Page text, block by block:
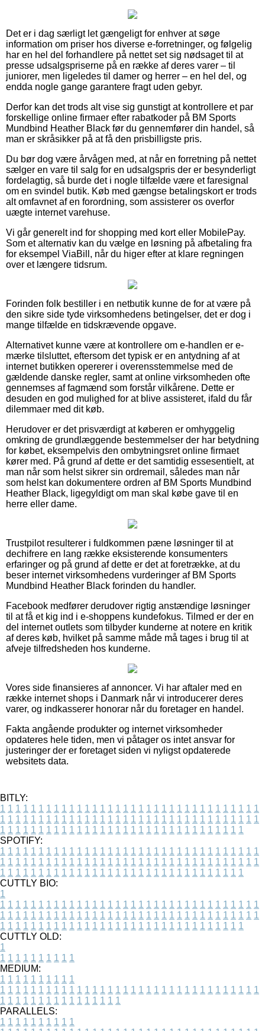
Det er i dag særligt let gængeligt for enhver at søge
information om priser hos diverse e-forretninger, og følgelig
har en hel del forhandlere på nettet set sig nødsaget til at
presse udsalgspriserne på en række af deres varer – til
juniorer, men ligeledes til damer og herrer – en hel del, og
endda nogle gange garantere fragt uden gebyr.
Derfor kan det trods alt vise sig gunstigt at kontrollere et par
forskellige online firmaer efter rabatkoder på BM Sports
Mundbind Heather Black før du gennemfører din handel, så
man er skråsikker på at få den prisbilligste pris.
Du bør dog være årvågen med, at når en forretning på nettet
sælger en vare til salg for en udsalgspris der er besynderligt
fordelagtig, så burde det i nogle tilfælde være et faresignal
om en svindel butik. Køb med gængse betalingskort er trods
alt omfavnet af en forordning, som assisterer os overfor
uægte internet varehuse.
Vi går generelt ind for shopping med kort eller MobilePay.
Som et alternativ kan du vælge en løsning på afbetaling fra
for eksempel ViaBill, når du higer efter at klare regningen
over et længere tidsrum.
Forinden folk bestiller i en netbutik kunne de for at være på
den sikre side tyde virksomhedens betingelser, det er dog i
mange tilfælde en tidskrævende opgave.
Alternativet kunne være at kontrollere om e-handlen er e-
mærke tilsluttet, eftersom det typisk er en antydning af at
internet butikken opererer i overensstemmelse med de
gældende danske regler, samt at online virksomheden ofte
gennemses af fagmænd som forstår vilkårene. Dette er
desuden en god mulighed for at blive assisteret, ifald du får
dilemmaer med dit køb.
Herudover er det prisværdigt at køberen er omhyggelig
omkring de grundlæggende bestemmelser der har betydning
for købet, eksempelvis den ombytningsret online firmaet
kører med. På grund af dette er det samtidig essesentielt, at
man når som helst sikrer sin ordremail, således man når
som helst kan dokumentere ordren af BM Sports Mundbind
Heather Black, ligegyldigt om man skal købe gave til en
herre eller dame.
Trustpilot resulterer i fuldkommen pæne løsninger til at
dechifrere en lang række eksisterende konsumenters
erfaringer og på grund af dette er det at foretrække, at du
beser internet virksomhedens vurderinger af BM Sports
Mundbind Heather Black forinden du handler.
Facebook medfører derudover rigtig anstændige løsninger
til at få et kig ind i e-shoppens kundefokus. Tilmed er der en
del internet outlets som tilbyder kunderne at notere en kritik
af deres køb, hvilket på samme måde må tages i brug til at
afveje tilfredsheden hos kunderne.
Vores side finansieres af annoncer. Vi har aftaler med en
række internet shops i Danmark når vi introducerer deres
varer, og indkasserer honorar når du foretager en handel.
Fakta angående produkter og internet virksomheder
opdateres hele tiden, men vi påtager os intet ansvar for
justeringer der er foretaget siden vi nyligst opdaterede
websitets data.
BITLY:
1 1 1 1 1 1 1 1 1 1 1 1 1 1 1 1 1 1 1 1 1 1 1 1 1 1 1 1 1 1 1 1 1 1
1 1 1 1 1 1 1 1 1 1 1 1 1 1 1 1 1 1 1 1 1 1 1 1 1 1 1 1 1 1 1 1 1 1
1 1 1 1 1 1 1 1 1 1 1 1 1 1 1 1 1 1 1 1 1 1 1 1 1 1 1 1 1 1 1 1
SPOTIFY:
1 1 1 1 1 1 1 1 1 1 1 1 1 1 1 1 1 1 1 1 1 1 1 1 1 1 1 1 1 1 1 1 1 1
1 1 1 1 1 1 1 1 1 1 1 1 1 1 1 1 1 1 1 1 1 1 1 1 1 1 1 1 1 1 1 1 1 1
1 1 1 1 1 1 1 1 1 1 1 1 1 1 1 1 1 1 1 1 1 1 1 1 1 1 1 1 1 1 1 1
CUTTLY BIO:
1
1 1 1 1 1 1 1 1 1 1 1 1 1 1 1 1 1 1 1 1 1 1 1 1 1 1 1 1 1 1 1 1 1 1
1 1 1 1 1 1 1 1 1 1 1 1 1 1 1 1 1 1 1 1 1 1 1 1 1 1 1 1 1 1 1 1 1 1
1 1 1 1 1 1 1 1 1 1 1 1 1 1 1 1 1 1 1 1 1 1 1 1 1 1 1 1 1 1 1 1
CUTTLY OLD:
1
1 1 1 1 1 1 1 1 1 1
MEDIUM:
1 1 1 1 1 1 1 1 1 1
1 1 1 1 1 1 1 1 1 1 1 1 1 1 1 1 1 1 1 1 1 1 1 1 1 1 1 1 1 1 1 1 1 1
1 1 1 1 1 1 1 1 1 1 1 1 1 1 1 1
PARALLELS:
1 1 1 1 1 1 1 1 1 1